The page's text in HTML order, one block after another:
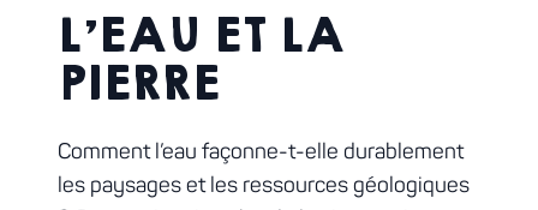
L’EAU ET LA
PIERRE
Comment l’eau façonne-t-elle durablement
les paysages et les ressources géologiques